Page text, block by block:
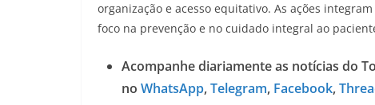
organização e acesso equitativo. As ações
foco na prevenção e no cuidado integral ao
Acompanhe diariamente as notícias do
no WhatsApp,Telegram, Facebook,